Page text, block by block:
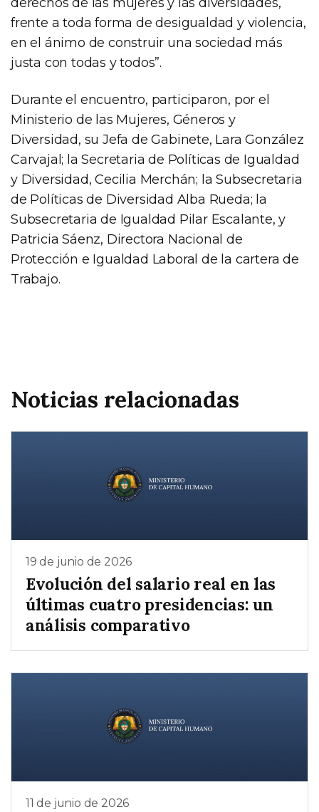
frente a toda forma de desigualdad y violencia,
en el ánimo de construir una sociedad más
justa con todas y todos”.
Durante el encuentro, participaron, por el
Ministerio de las Mujeres, Géneros y
Diversidad, su Jefa de Gabinete, Lara González
Carvajal; la Secretaria de Políticas de Igualdad
y Diversidad, Cecilia Merchán; la Subsecretaria
de Políticas de Diversidad Alba Rueda; la
Subsecretaria de Igualdad Pilar Escalante, y
Patricia Sáenz, Directora Nacional de
Protección e Igualdad Laboral de la cartera de
Trabajo.
Noticias relacionadas
19 de junio de 2026
Evolución del salario real en las
últimas cuatro presidencias: un
análisis comparativo
11 de junio de 2026